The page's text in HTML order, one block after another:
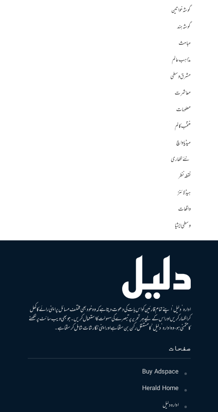
گوشہ خواتین
گوشہ ہند
مباحث
مذاہب عالم
مشرق وسطی
معاشرت
معلومات
منتخب کالم
میڈیا واچ
نئے لکھاری
نقطہ نظر
ہیڈلائنز
واقعات
وسطی ایشیا
ادارہ ’دلیل‘ اپنے تمام قارئین کو اس بات کی دعوت دیتا ہے کہ وہ خود بھی مختلف مسائل پر اپنی رائے کا کھل
کر اظہار کریں اور اس کے لیے ہر تحریر پر تبصرے کی سہولت کا استعمال کریں۔ جو بھی ویب سائٹ پر لکھنے
کا متمنی ہو، وہ ادارہ ’دلیل‘ کا مستقل رکن بن سکتا ہے اور اپنی نگارشات شامل کرسکتا ہے۔
صفحات
Buy Adspace
Herald Home
ادارہ دلیل